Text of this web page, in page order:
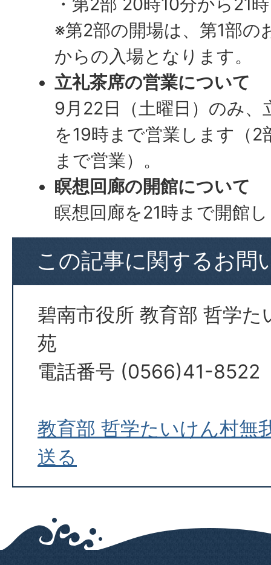
※第2部の開場は、第1部の
からの入場となります。
立礼茶席の営業について
9月22日（土曜日）のみ、
を19時まで営業します（2
まで営業）。
瞑想回廊の開館について
瞑想回廊を21時まで開館
この記事に関するお問
碧南市役所 教育部 哲学た
苑
電話番号 (0566)41-8522
教育部 哲学たいけん村無
送る